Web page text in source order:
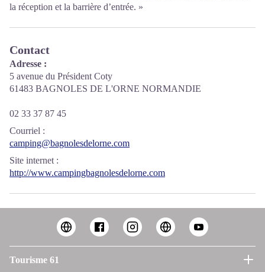
la réception et la barrière d’entrée. »
Contact
Adresse :
5 avenue du Président Coty
61483 BAGNOLES DE L'ORNE NORMANDIE
02 33 37 87 45
Courriel :
camping@bagnolesdelorne.com
Site internet :
http://www.campingbagnolesdelorne.com
Tourisme 61